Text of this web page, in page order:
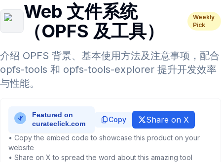
Web 文件系统
（OPFS 及工具）
Weekly
Pick
介绍 OPFS 背景、基本使用方法及注意事项，配合
opfs-tools 和 opfs-tools-explorer 提升开发效率
与性能。
Copy Share on X
• Copy the embed code to showcase this product on your
website
• Share on X to spread the word about this amazing tool